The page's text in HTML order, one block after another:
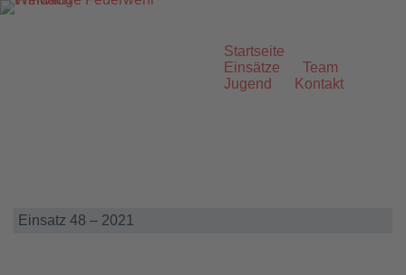
Zum
Startseite
Einsätze
Team
Jugend
Kontakt
Einsatz 48 – 2021